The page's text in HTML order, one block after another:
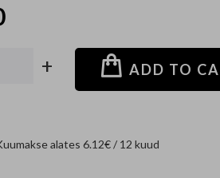
+ ADD TO
alates 6.12€ / 12 kuud